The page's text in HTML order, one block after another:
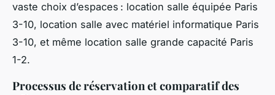
vaste choix d’espaces : location salle équipée Paris
3-10, location salle avec matériel informatique Paris
3-10, et même location salle grande capacité Paris
1-2.
Processus de réservation et comparatif des